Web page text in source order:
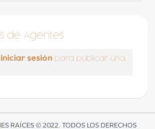
de Agentes
iniciar sesión para publicar una
RAÍCES © 2022. TODOS LOS DERECHOS